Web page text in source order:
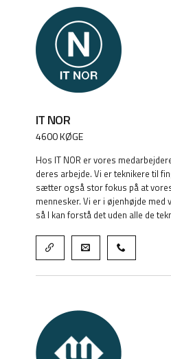
IT NOR
4600 KØGE
Hos IT NOR er vores
deres arbejde. Vi er teknikere til
sætter også stor fokus på at
mennesker. Vi er i øjenhøjde med
så I kan forstå det uden alle de